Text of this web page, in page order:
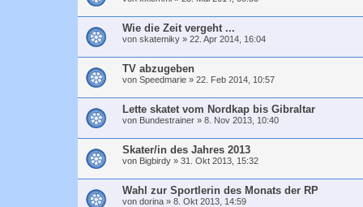
Wie die Zeit vergeht ...
von skatemiky » 22. Apr 2014, 16:04
TV abzugeben
von Speedmarie » 22. Feb 2014, 10:57
Lette skatet vom Nordkap bis Gibraltar
von Bundestrainer » 8. Nov 2013, 10:40
Skater/in des Jahres 2013
von Bigbirdy » 31. Okt 2013, 15:32
Wahl zur Sportlerin des Monats der RP
von dorina » 8. Okt 2013, 14:59